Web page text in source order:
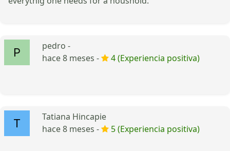
pedro -
hace 8 meses -
4 (Experiencia positiva)
Tatiana Hincapie
hace 8 meses -
5 (Experiencia positiva)